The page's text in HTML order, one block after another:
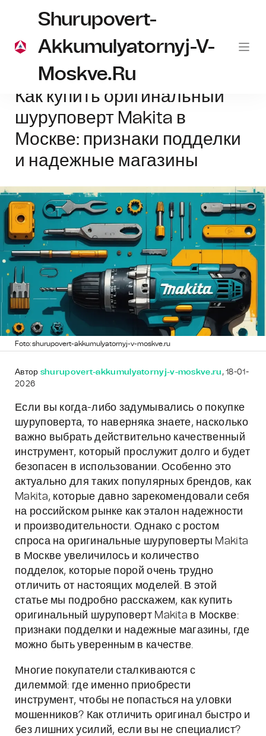
Shurupovert-
Akkumulyatornyj-V-
Moskve.ru
Главная Makita Как купить оригинальный шуруповерт Makita в
Как купить оригинальный
шуруповерт Makita в
Москве: признаки подделки
и надежные магазины
Foto: shurupovert-akkumulyatornyj-v-moskve.ru
Автор shurupovert-akkumulyatornyj-v-moskve.ru , 18-01-
2026
Если вы когда-либо задумывались о покупке
шуруповерта, то наверняка знаете, насколько
важно выбрать действительно качественный
инструмент, который прослужит долго и будет
безопасен в использовании. Особенно это
актуально для таких популярных брендов, как
Makita, которые давно зарекомендовали себя
на российском рынке как эталон надежности
и производительности. Однако с ростом
спроса на оригинальные шуруповерты Makita
в Москве увеличилось и количество
подделок, которые порой очень трудно
отличить от настоящих моделей. В этой
статье мы подробно расскажем, как купить
оригинальный шуруповерт Makita в Москве:
признаки подделки и надежные магазины, где
можно быть уверенным в качестве.
Многие покупатели сталкиваются с
дилеммой: где именно приобрести
инструмент, чтобы не попасться на уловки
мошенников? Как отличить оригинал быстро и
без лишних усилий, если вы не специалист?